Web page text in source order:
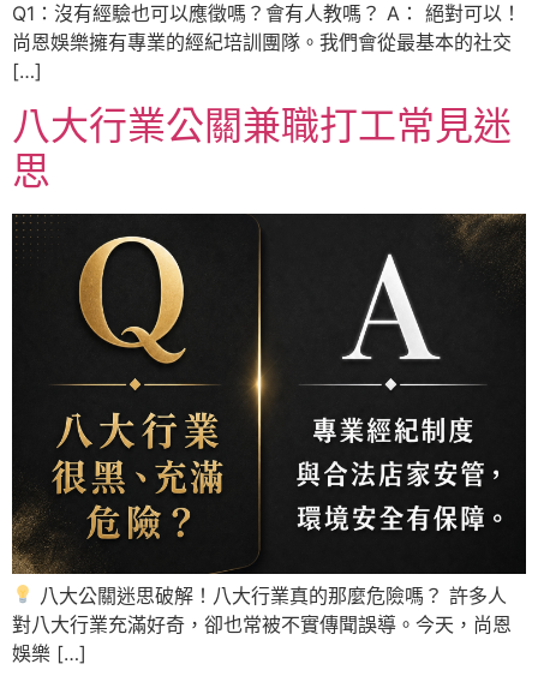
Q1：沒有經驗也可以應徵嗎？會有人教嗎？ A： 絕對可以！
尚恩娛樂擁有專業的經紀培訓團隊。我們會從最基本的社交
[…]
八大行業公關兼職打工常見迷
思
八大公關迷思破解！八大行業真的那麼危險嗎？ 許多人
對八大行業充滿好奇，卻也常被不實傳聞誤導。今天，尚恩
娛樂 […]